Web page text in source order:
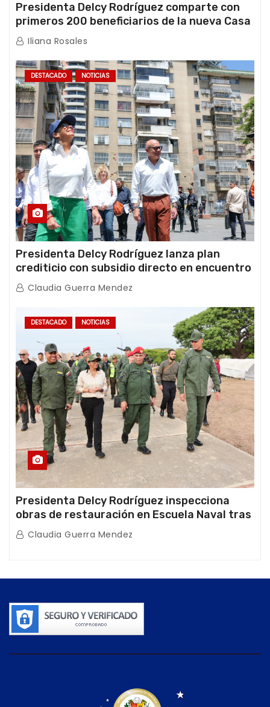
Presidenta Delcy Rodríguez comparte con
primeros 200 beneficiarios de la nueva Casa
de los Abuelos “La Primavera” en Caracas
Iliana Rosales
DESTACADO NOTICIAS
Presidenta Delcy Rodríguez lanza plan
crediticio con subsidio directo en encuentro
con Juntas de Condominio
Claudia Guerra Mendez
DESTACADO NOTICIAS
Presidenta Delcy Rodríguez inspecciona
obras de restauración en Escuela Naval tras
afectaciones sísmicas en La Guaira
Claudia Guerra Mendez